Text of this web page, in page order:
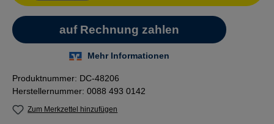
Produktnummer: DC-48206
Herstellernummer: 0088 493 0142
Zum Merkzettel hinzufügen